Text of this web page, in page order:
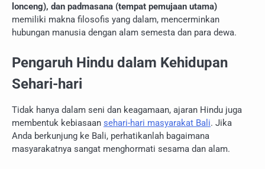
lonceng), dan padmasana (tempat pemujaan utama)
memiliki makna filosofis yang dalam, mencerminkan
hubungan manusia dengan alam semesta dan para dewa.
Pengaruh Hindu dalam Kehidupan
Sehari-hari
Tidak hanya dalam seni dan keagamaan, ajaran Hindu juga
membentuk kebiasaan sehari-hari masyarakat Bali. Jika
Anda berkunjung ke Bali, perhatikanlah bagaimana
masyarakatnya sangat menghormati sesama dan alam.